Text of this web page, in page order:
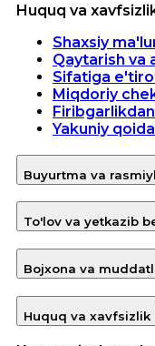
Huquq va
Shaxsiy
Qaytarish va
Sifatiga
Miqdoriy
Yakuniy
Buyurtma va
To'lov va yetkazib
Bojxona va
Huquq va xavfsizlik